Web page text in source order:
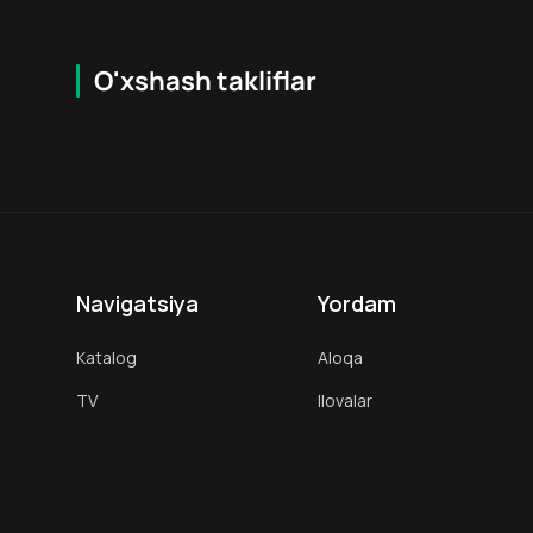
O'xshash takliflar
Navigatsiya
Katalog
TV
Yordam
Aloqa
Ilovalar